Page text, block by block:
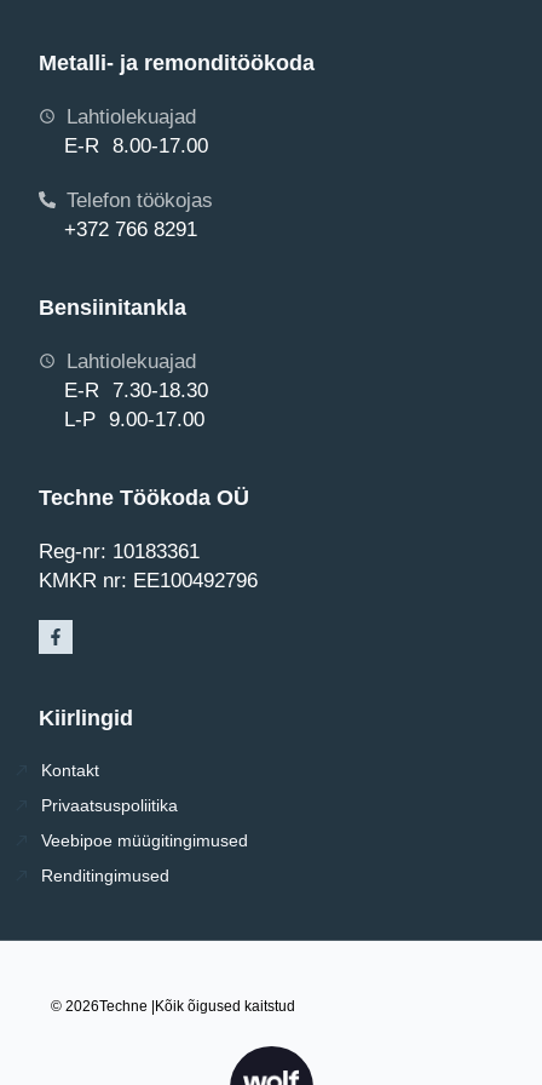
Metalli- ja remonditöökoda
Lahtiolekuajad
E-R 8.00-17.00
Telefon töökojas
+372 766 8291
Bensiinitankla
Lahtiolekuajad
E-R 7.30-18.30
L-P 9.00-17.00
Techne Töökoda OÜ
Reg-nr: 10183361
KMKR nr: EE100492796
Kiirlingid
Kontakt
Privaatsuspoliitika
Veebipoe müügitingimused
Renditingimused
© 2026Techne | Kõik õigused kaitstud